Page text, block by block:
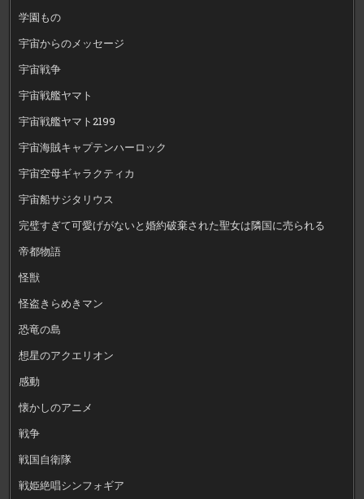
学園もの
宇宙からのメッセージ
宇宙戦争
宇宙戦艦ヤマト
宇宙戦艦ヤマト2199
宇宙海賊キャプテンハーロック
宇宙空母ギャラクティカ
宇宙船サジタリウス
完璧すぎて可愛げがないと婚約破棄された聖女は隣国に売られる
帝都物語
怪獣
怪盗きらめきマン
恐竜の島
想星のアクエリオン
感動
懐かしのアニメ
戦争
戦国自衛隊
戦姫絶唱シンフォギア